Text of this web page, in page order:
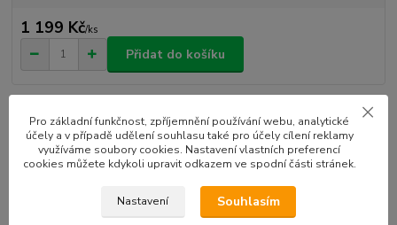
1 199 Kč/ks
Přidat do košíku
Kompletní specifikace
Zchlaď se mraženými jogurty v Heartlake na nejlepší party!
Pro základní funkčnost, zpříjemnění používání webu, analytické
účely a v případě udělení souhlasu také pro účely cílení reklamy
využíváme soubory cookies. Nastavení vlastních preferencí
cookies můžete kdykoli upravit odkazem ve spodní části stránek.
Nastavení Souhlasím